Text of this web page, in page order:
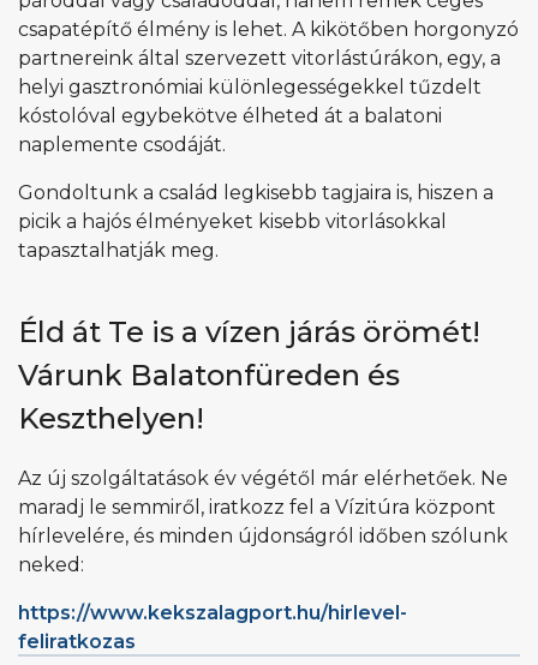
csapatépítő élmény is lehet. A kikötőben horgonyzó
partnereink által szervezett vitorlástúrákon, egy, a
helyi gasztronómiai különlegességekkel tűzdelt
kóstolóval egybekötve élheted át a balatoni
naplemente csodáját.
Gondoltunk a család legkisebb tagjaira is, hiszen a
picik a hajós élményeket kisebb vitorlásokkal
tapasztalhatják meg.
Éld át Te is a vízen járás örömét!
Várunk Balatonfüreden és
Keszthelyen!
Az új szolgáltatások év végétől már elérhetőek. Ne
maradj le semmiről, iratkozz fel a Vízitúra központ
hírlevelére, és minden újdonságról időben szólunk
neked:
https://www.kekszalagport.hu/hirlevel-
feliratkozas